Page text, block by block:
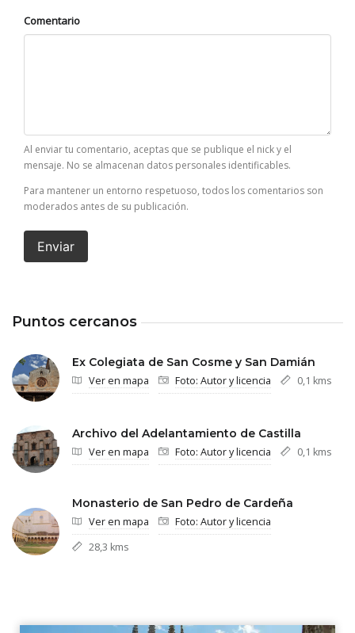
Comentario
Al enviar tu comentario, aceptas que se publique el nick y el
mensaje. No se almacenan datos personales identificables.
Para mantener un entorno respetuoso, todos los comentarios son
moderados antes de su publicación.
Enviar
Puntos cercanos
Ex Colegiata de San Cosme y San Damián
Ver en mapa Foto: Autor y licencia 0,1 kms
Archivo del Adelantamiento de Castilla
Ver en mapa Foto: Autor y licencia 0,1 kms
Monasterio de San Pedro de Cardeña
Ver en mapa
Foto: Autor y licencia
28,3 kms